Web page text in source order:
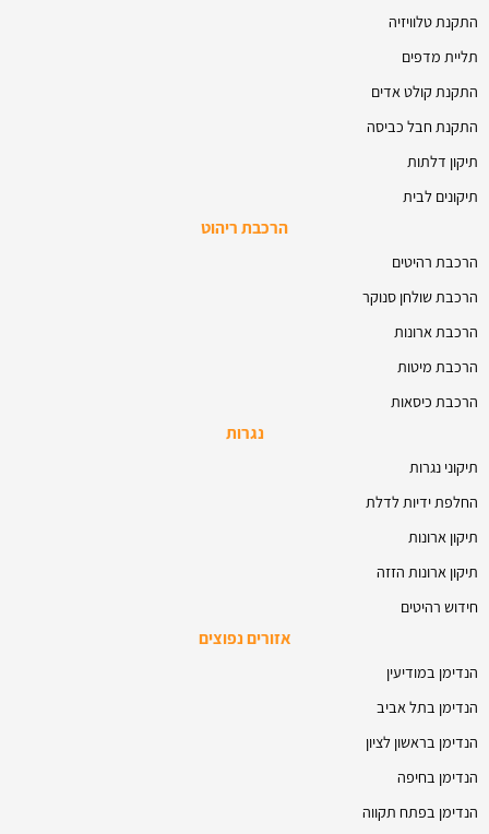
התקנת טלוויזיה
תליית מדפים
התקנת קולט אדים
התקנת חבל כביסה
תיקון דלתות
תיקונים לבית
הרכבת ריהוט
הרכבת רהיטים
הרכבת שולחן סנוקר
הרכבת ארונות
הרכבת מיטות
הרכבת כיסאות
נגרות
תיקוני נגרות
החלפת ידיות לדלת
תיקון ארונות
תיקון ארונות הזזה
חידוש רהיטים
אזורים נפוצים
הנדימן במודיעין
הנדימן בתל אביב
הנדימן בראשון לציון
הנדימן בחיפה
הנדימן בפתח תקווה